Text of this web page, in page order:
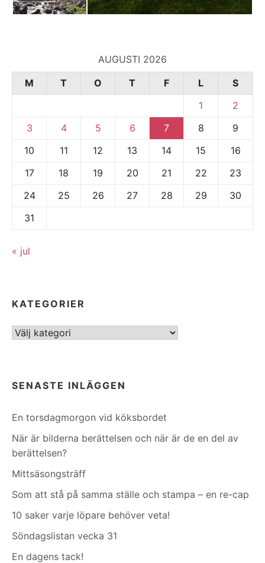
AUGUSTI 2026
M
T O T F L
S
1
2
3
4 5 6 7 8
9
10
11 12 13 14 15
16
17
18 19 20 21 22
23
24
25 26 27 28 29
30
31
« jul
KATEGORIER
Kategorier
SENASTE INLÄGGEN
En torsdagmorgon vid köksbordet
När är bilderna berättelsen och när är de en del av
berättelsen?
Mittsäsongsträff
Som att stå på samma ställe och stampa – en re-cap
10 saker varje löpare behöver veta!
Söndagslistan vecka 31
En dagens tack!